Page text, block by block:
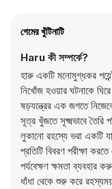
গেমের খুঁটিনাটি
Haru কী সম্পর্কে?
হারু একটি মনোমুগ্ধকর
নিখোঁজ হওয়ার ঘটনাকে
ষড়যন্ত্রের এক জগতে
সূত্র খুঁজতে সূক্ষ্মভাবে
লুকানো রহস্যে ভরা একটি
প্রতিটি বিবরণ পরীক্ষা
পর্যবেক্ষণ ক্ষমতা ব্যবহার
ধাঁধা থেকে শুরু করে রহস্যময়